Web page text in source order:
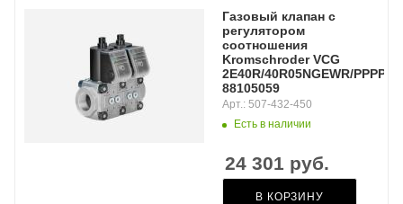
Газовый клапан с
регулятором
соотношения
Kromschroder VCG
2E40R/40R05NGEWR/PPPP/
88105059
Есть в наличии
Арт.: 507-432-450
24 301 руб.
В КОРЗИНУ